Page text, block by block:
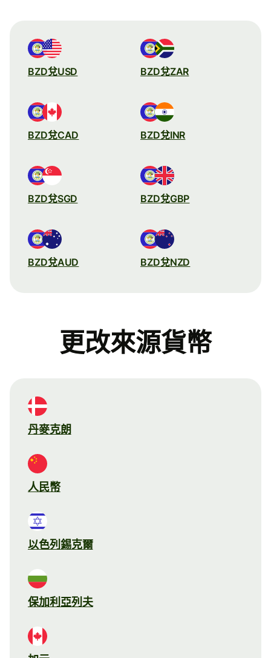
BZD兌USD BZD兌ZAR
BZD兌CAD BZD兌INR
BZD兌SGD BZD兌GBP
BZD兌AUD BZD兌NZD
更改來源貨幣
丹麥克朗
人民幣
以色列錫克爾
保加利亞列夫